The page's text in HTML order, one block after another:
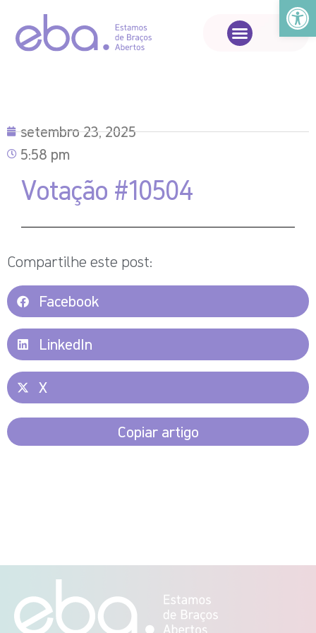
Abrir
setembro 23, 2025
5:58 pm
Votação #10504
Compartilhe este post:
Facebook
LinkedIn
X
Copiar artigo